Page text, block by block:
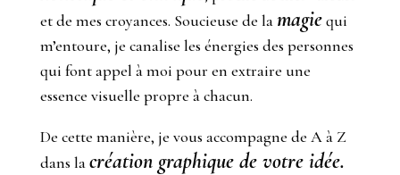
et de mes croyances. Soucieuse de lamagiequi
m’entoure, je canalise les énergies des personnes
qui font appel à moi pour en extraire une
essence visuelle propre à chacun.
De cette manière, je vous accompagne de A à Z
dans lacréation graphique de votre idée.